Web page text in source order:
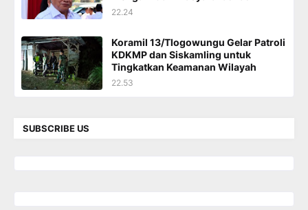
22.24
Koramil 13/Tlogowungu Gelar Patroli
KDKMP dan Siskamling untuk
Tingkatkan Keamanan Wilayah
22.53
SUBSCRIBE US